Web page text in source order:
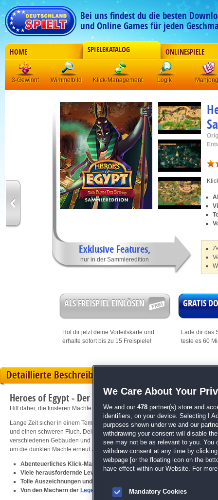
Bei uns findest du die besten
und Online Games für jeden
HOME SPIELEKATALOG ONLINESPIELE
3-Gewinnt Wimmelbild Klick-Management Logik Mahjong
Exklusive Features,
nur in der Sammleredition
ALS FREISPIEL EINLÖSEN
Hol dir jetzt deine Vorteilskarte und
erhalte sofort bis zu 15 Freispiele!
GRATIS
Lade dir das
teste es 60
Detaillierte Beschreibung
Heroes of Egypt - Der Fluch des Sethos Sammleredition
Hilf dabei, die finsteren Mächte zu besiegen!
Lange Zeit sicher in einem Tempelkomplex eingesperrt, werden
und einen schweren Fluch. Dein Weg führt dich durch unterschiedliche
verschiedenen Gebäuden und Denkmälern große Herausforderungen
um die dunklen Mächte erneut zu verbannen und den Fluch aufzuheben!
Abenteuerliches Klick-Management-Spiel
Viele herausfordernde Levels
Tolle Auszeichnungen und Pokale
Von den Machern der Legend of Egypt -Serie
We Care About Your
We and our 478 partner(s) store and
identifiers, on your device. Selecting I
purposes shown under we and our
withdrawing your consent will disable
see may not be as relevant to you. You
withdraw consent at any time by
webpage [or the floating icon on the
have effect within our Website. For
Mandatory Cookies